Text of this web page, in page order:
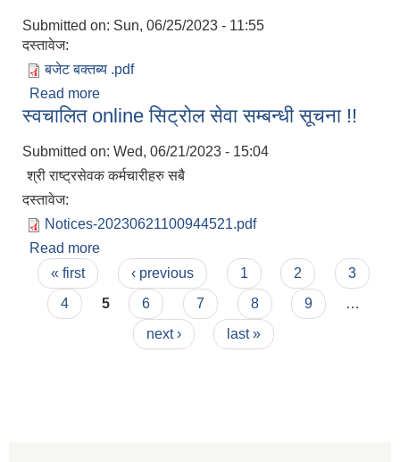
Submitted on: Sun, 06/25/2023 - 11:55
दस्तावेज:
बजेट बक्तब्य .pdf
Read more
स्वचालित online सिट्रोल सेवा सम्बन्धी सूचना !!
Submitted on: Wed, 06/21/2023 - 15:04
श्री राष्ट्रसेवक कर्मचारीहरु सबै
दस्तावेज:
Notices-20230621100944521.pdf
Read more
Pages
« first ‹ previous 1 2
3
4
5 6 7 8 9
…
next ›
last »